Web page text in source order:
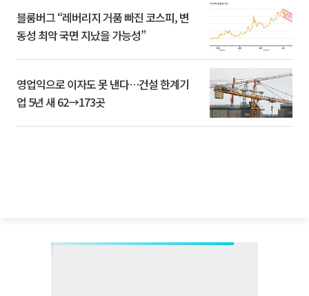
블룸버그 “레버리지 거품 빠진 코스피, 변
동성 최악 국면 지났을 가능성”
영업익으로 이자도 못 낸다…건설 한계기
업 5년 새 62→173곳